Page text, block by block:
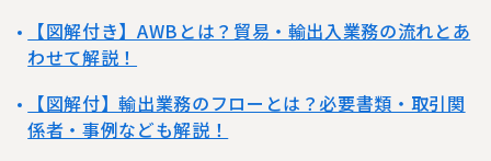
【図解付き】AWBとは？貿易・輸出入業務の流れとあ
わせて解説！
【図解付】輸出業務のフローとは？必要書類・取引関
係者・事例なども解説！